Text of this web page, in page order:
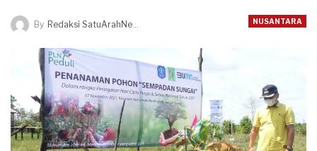
NUSANTARA
By Redaksi SatuArahNews